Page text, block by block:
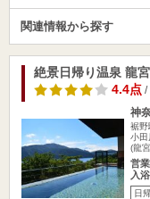
関連情報から探す
絶景日帰り温泉 龍
4.4点/
神
裾
小田
(龍
営
入
日